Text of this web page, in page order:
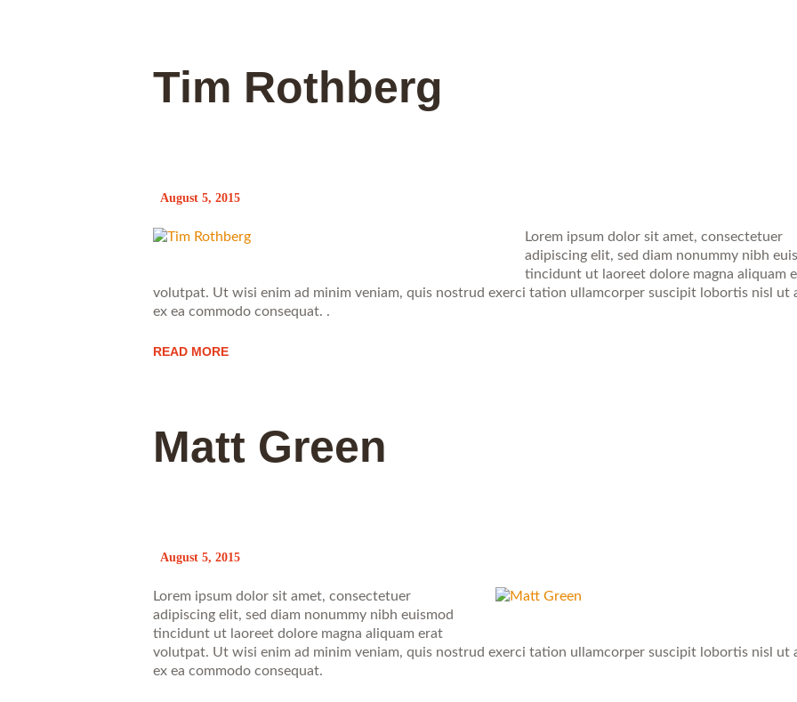
Tim Rothberg
August 5, 2015
Lorem ipsum dolor sit amet, consectetuer
adipiscing elit, sed diam nonummy nibh
tincidunt ut laoreet dolore magna aliquam
volutpat. Ut wisi enim ad minim veniam, quis nostrud exerci tation ullamcorper suscipit lobortis nisl ut
ex ea commodo consequat. .
READ MORE
Matt Green
August 5, 2015
Lorem ipsum dolor sit amet, consectetuer
adipiscing elit, sed diam nonummy nibh euismod
tincidunt ut laoreet dolore magna aliquam erat
volutpat. Ut wisi enim ad minim veniam, quis nostrud exerci tation ullamcorper suscipit lobortis nisl ut
ex ea commodo consequat.